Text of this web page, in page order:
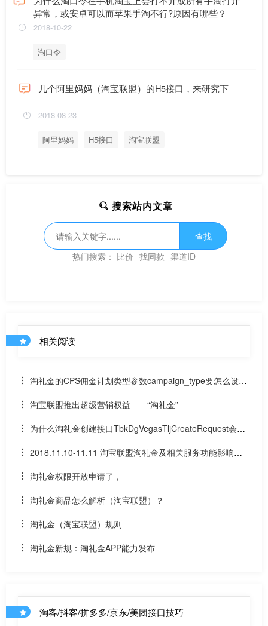
异常，或安卓可以而苹果手淘不行?原因有哪些？
2018-10-22
淘口令
几个阿里妈妈（淘宝联盟）的H5接口，来研究下
2018-08-23
阿里妈妈 H5接口 淘宝联盟
搜索站内文章
查找
热门搜索： 比价 找同款 渠道ID
相关阅读
淘礼金的CPS佣金计划类型参数campaign_type要怎么设
置？维易接口免费提供淘礼金佣金类型查询接口
淘宝联盟推出超级营销权益——“淘礼金”
为什么淘礼金创建接口TbkDgVegasTljCreateRequest会提
示FAIL_BIZ_PARAMS_ERROR 参数错误
2018.11.10-11.11 淘宝联盟淘礼金及相关服务功能影响说
明 淘礼金权限开放申请了，
淘礼金商品怎么解析（淘宝联盟）？
淘礼金（淘宝联盟）规则
淘礼金新规：淘礼金APP能力发布
淘客/抖客/拼多多/京东/美团接口技巧